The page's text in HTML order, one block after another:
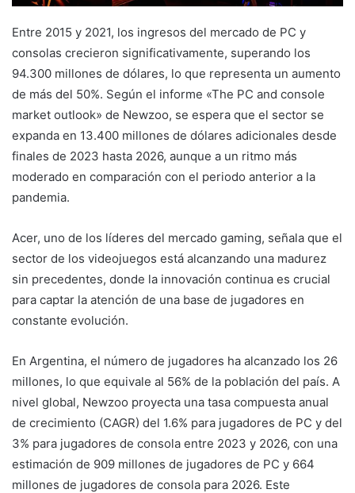
Entre 2015 y 2021, los ingresos del mercado de PC y
consolas crecieron significativamente, superando los
94.300 millones de dólares, lo que representa un aumento
de más del 50%. Según el informe «The PC and console
market outlook» de Newzoo, se espera que el sector se
expanda en 13.400 millones de dólares adicionales desde
finales de 2023 hasta 2026, aunque a un ritmo más
moderado en comparación con el periodo anterior a la
pandemia.
Acer, uno de los líderes del mercado gaming, señala que el
sector de los videojuegos está alcanzando una madurez
sin precedentes, donde la innovación continua es crucial
para captar la atención de una base de jugadores en
constante evolución.
En Argentina, el número de jugadores ha alcanzado los 26
millones, lo que equivale al 56% de la población del país. A
nivel global, Newzoo proyecta una tasa compuesta anual
de crecimiento (CAGR) del 1.6% para jugadores de PC y del
3% para jugadores de consola entre 2023 y 2026, con una
estimación de 909 millones de jugadores de PC y 664
millones de jugadores de consola para 2026. Este